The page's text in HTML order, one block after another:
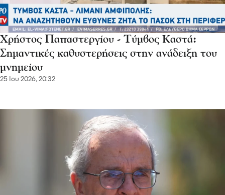
Χρήστος Παπαστεργίου - Τύμβος Καστά:
Σημαντικές καθυστερήσεις στην ανάδειξη του
μνημείου
25 Ιου 2026, 20:32